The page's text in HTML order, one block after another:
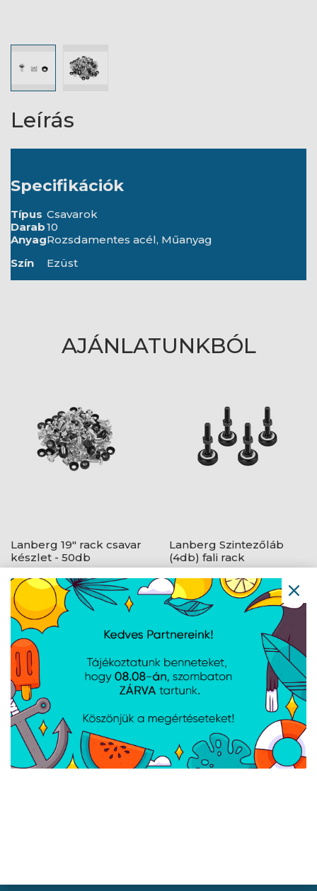
Leírás
Specifikációk
Típus Csavarok
Darab10
AnyagRozsdamentes acél, Műanyag
Szín
Ezüst
AJÁNLATUNKBÓL
Lanberg 19" rack csavar
készlet - 50db
Lanberg Szintezőláb
(4db) fali rack
szekrényekhez
Lanberg 19" rack csavar
készlet - 20db
Lanberg Görgőkészlet
(4db) 19" fali rack